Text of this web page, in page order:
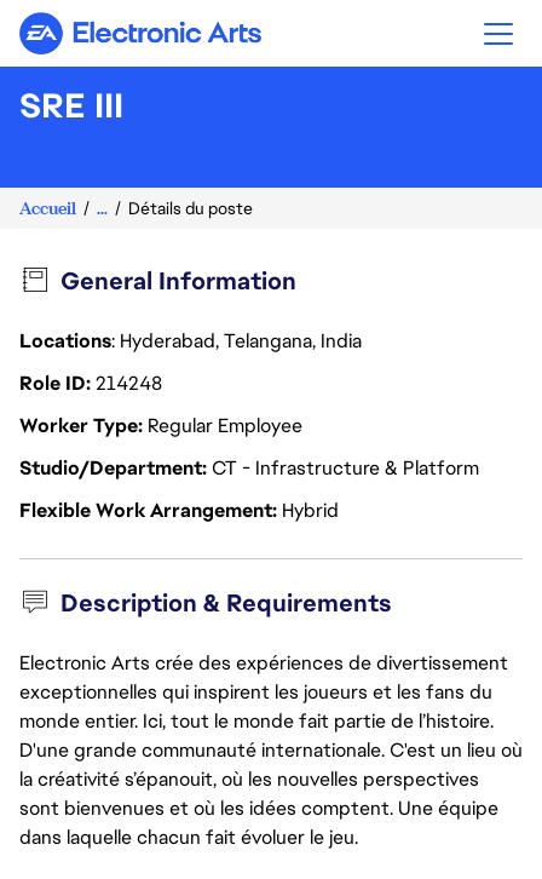
Electronic Arts
SRE III
Accueil ... Détails du poste
General Information
Locations: Hyderabad, Telangana, India
Role ID214248
Worker Type Regular Employee
Studio/DepartmentCT - Infrastructure & Platform
Flexible Work Arrangement Hybrid
Description & Requirements
Electronic Arts crée des expériences de divertissement
exceptionnelles qui inspirent les joueurs et les fans du
monde entier. Ici, tout le monde fait partie de l’histoire.
D'une grande communauté internationale. C'est un lieu où
la créativité s’épanouit, où les nouvelles perspectives
sont bienvenues et où les idées comptent. Une équipe
dans laquelle chacun fait évoluer le jeu.